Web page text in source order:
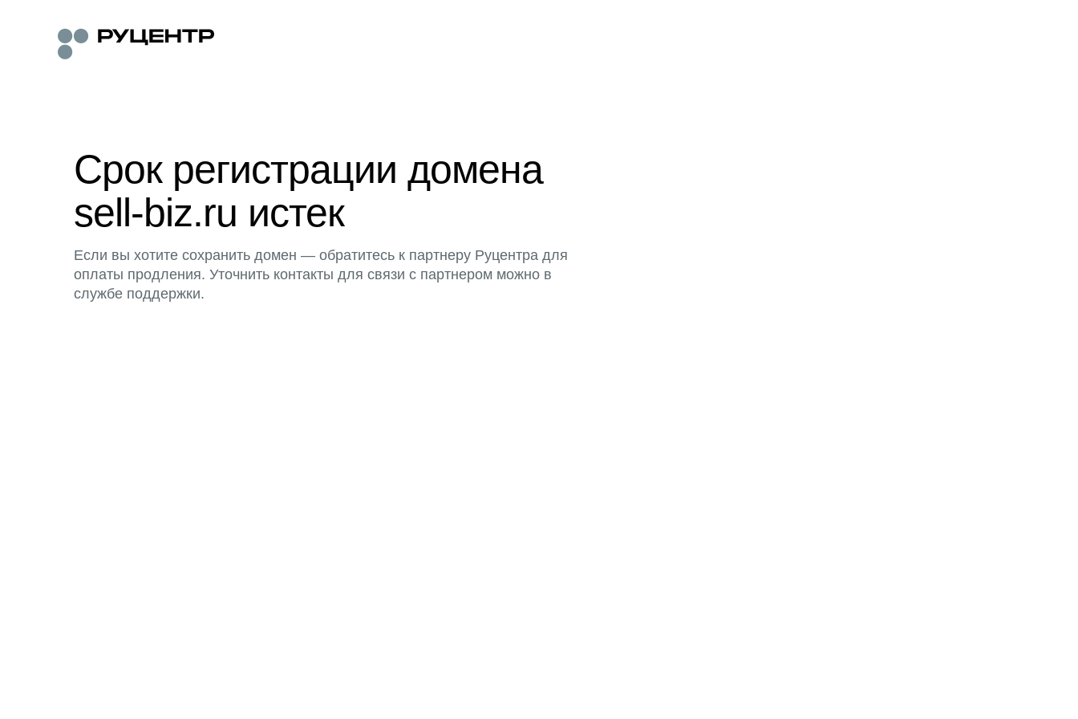
Срок регистрации домена
sell-biz.ru истек
Если вы хотите сохранить домен — обратитесь к партнеру Руцентра для
оплаты продления. Уточнить контакты для связи с партнером можно в
службе поддержки.